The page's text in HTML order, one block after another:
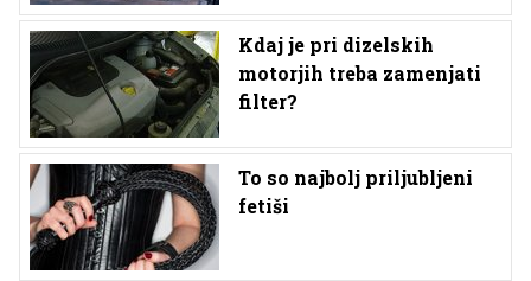
Kdaj je pri dizelskih
motorjih treba zamenjati
filter?
To so najbolj priljubljeni
fetiši